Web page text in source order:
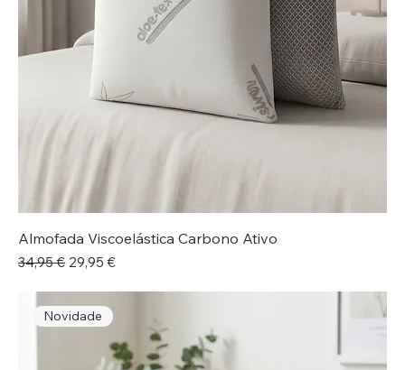
Almofada Viscoelástica Carbono Ativo
Preço normal
34,95 € Preço promocional
29,95 €
Novidade